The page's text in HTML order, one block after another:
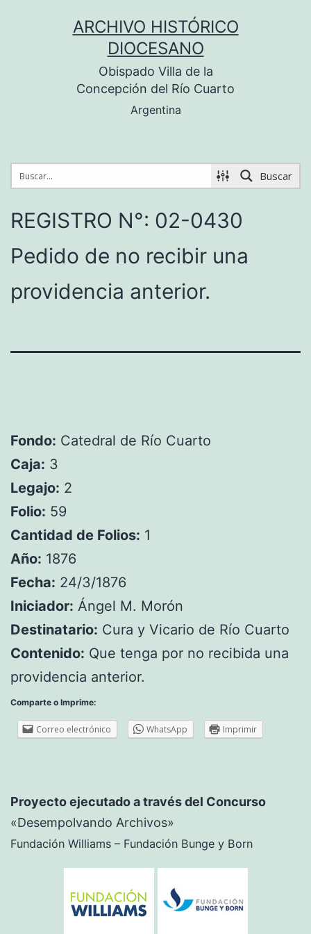
ARCHIVO HISTÓRICO
DIOCESANO
Obispado Villa de la
Concepción del Río Cuarto
Argentina
Buscar
REGISTRO N°: 02-0430
Pedido de no recibir una
providencia anterior.
Fondo: Catedral de Río Cuarto
Caja: 3
Legajo: 2
Folio: 59
Cantidad de Folios: 1
Año: 1876
Fecha: 24/3/1876
Iniciador: Ángel M. Morón
Destinatario: Cura y Vicario de Río Cuarto
Contenido: Que tenga por no recibida una
providencia anterior.
Comparte o Imprime:
Correo electrónico WhatsApp Imprimir
Proyecto ejecutado a través del Concurso
«Desempolvando Archivos»
Fundación Williams – Fundación Bunge y Born